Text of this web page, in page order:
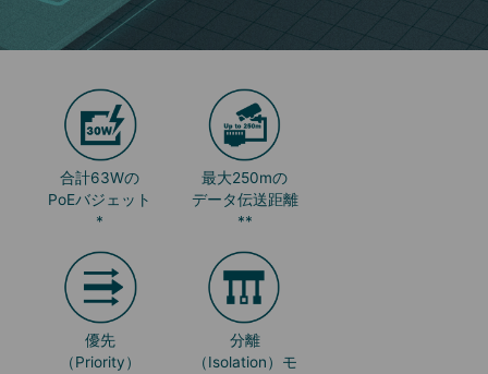
合計63Wの
PoEバジェット
*
最大250mの
データ伝送距離
**
優先
（Priority）
分離
（Isolation）モ